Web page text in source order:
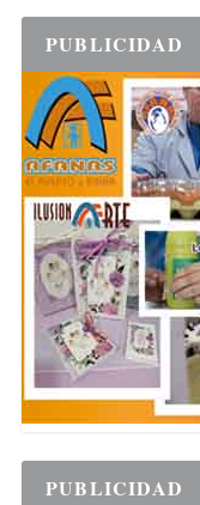
PUBLICIDAD
PUBLICIDAD